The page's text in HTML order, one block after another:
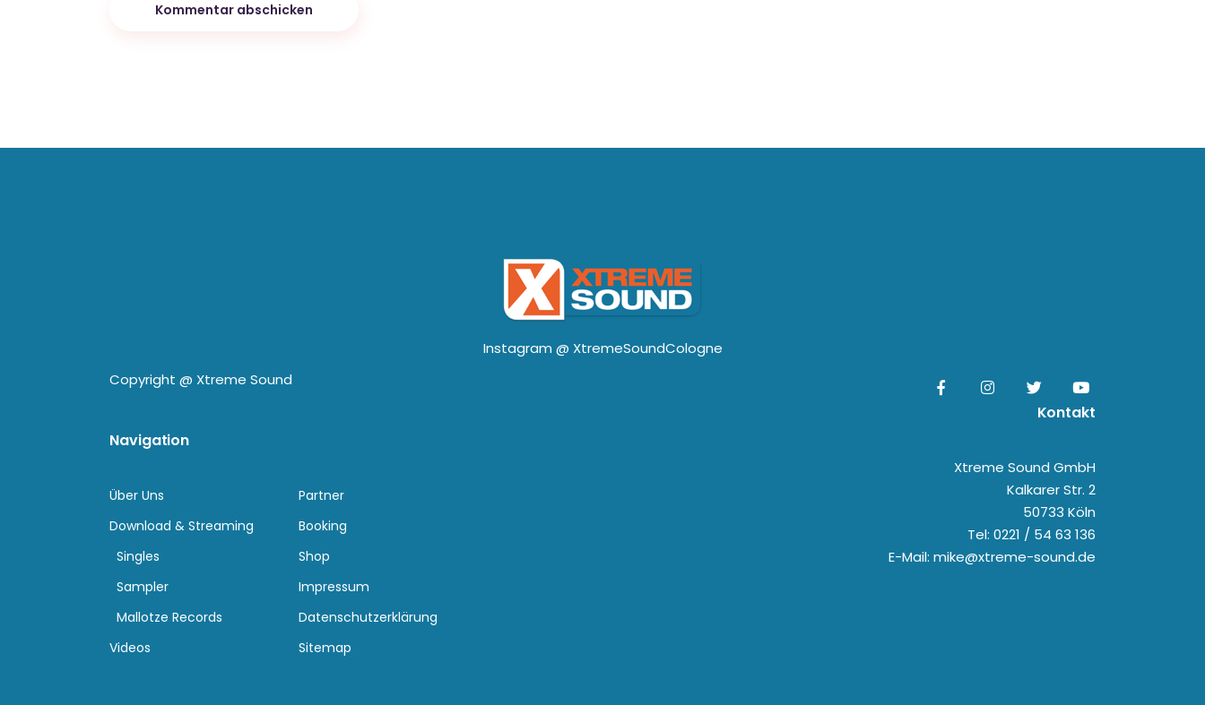
Kommentar abschicken
Instagram @ XtremeSoundCologne
Copyright @ Xtreme Sound
Navigation
Über Uns
Download & Streaming
Singles
Sampler
Mallotze Records
Videos
Partner
Booking
Shop
Impressum
Datenschutzerklärung
Sitemap
Kontakt
Xtreme Sound GmbH
Kalkarer Str. 2
50733 Köln
Tel: 0221 / 54 63 136
E-Mail: mike@xtreme-sound.de